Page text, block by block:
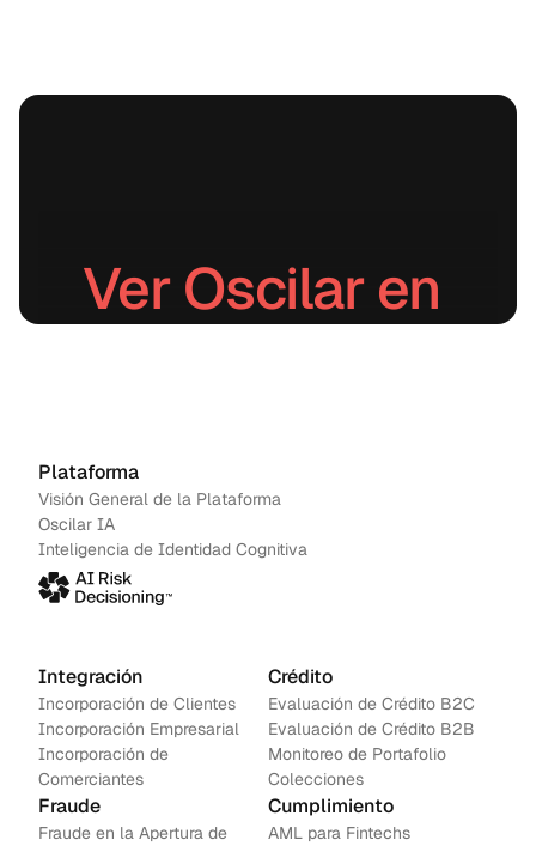
Ver Oscilar en
Plataforma
Visión General de la Plataforma
Oscilar IA
Inteligencia de Identidad Cognitiva
Integración
Incorporación de Clientes
Incorporación Empresarial
Incorporación de
Comerciantes
Crédito
Evaluación de Crédito B2C
Evaluación de Crédito B2B
Monitoreo de Portafolio
Colecciones
Fraude
Fraude en la Apertura de
Cumplimiento
AML para Fintechs